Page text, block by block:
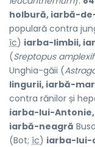
holbură, iarbă-
populară contra
îc) iarba-limbii,
(Sreptopus
Unghia-găii (
lingurii, iarbă-
contra rănilor și
iarba-lui-
iarbă-neagră
(Bot; îc) iarba-lui-